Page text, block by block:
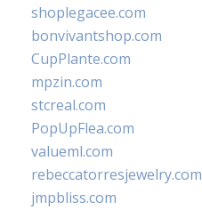
shoplegacee.com
bonvivantshop.com
CupPlante.com
mpzin.com
stcreal.com
PopUpFlea.com
valueml.com
rebeccatorresjewelry.com
jmpbliss.com